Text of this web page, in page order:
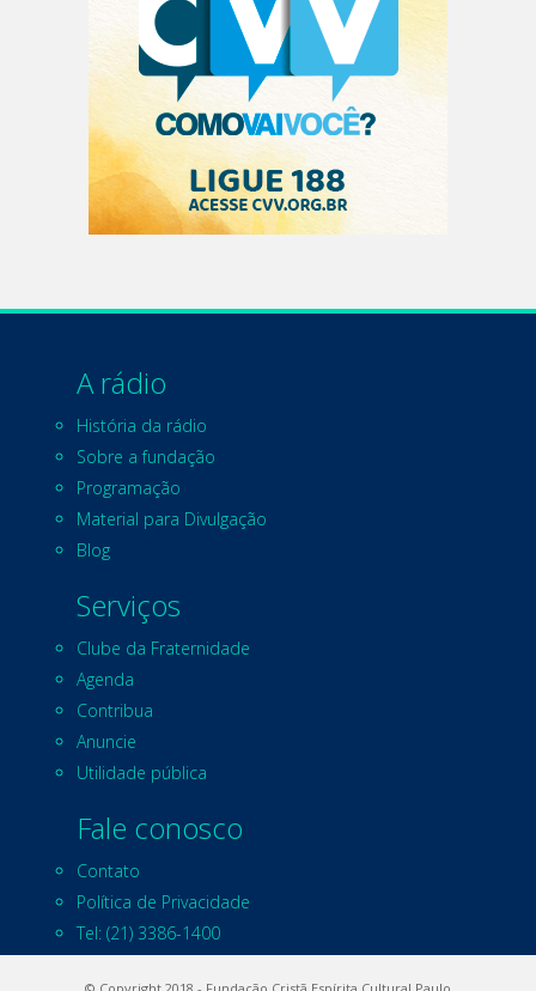
A rádio
História da rádio
Sobre a fundação
Programação
Material para Divulgação
Blog
Serviços
Clube da Fraternidade
Agenda
Contribua
Anuncie
Utilidade pública
Fale conosco
Contato
Política de Privacidade
Tel: (21) 3386-1400